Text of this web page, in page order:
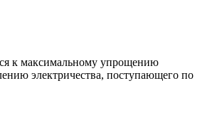
к максимальному упрощению
электричества, поступающего по